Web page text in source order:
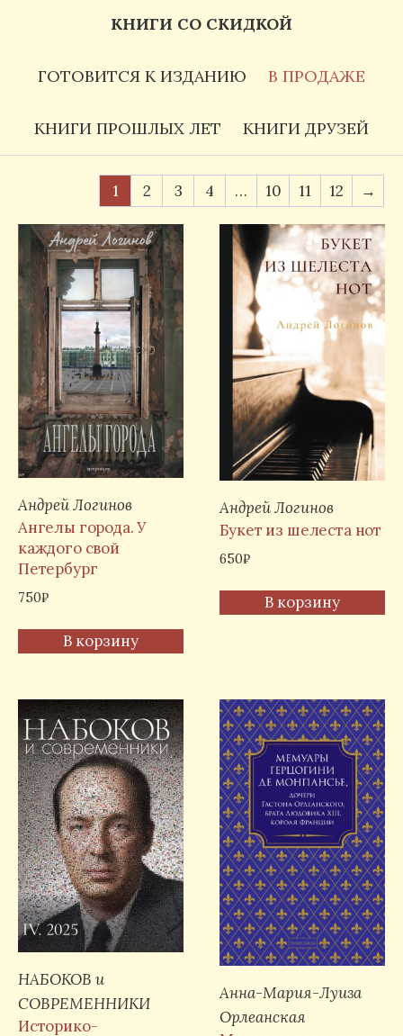
КНИГИ СО СКИДКОЙ
ГОТОВИТСЯ К ИЗДАНИЮ В ПРОДАЖЕ
КНИГИ ПРОШЛЫХ ЛЕТ КНИГИ ДРУЗЕЙ
1 2 3 4 … 10 11 12 →
Андрей Логинов
Ангелы города. У
каждого свой
Петербург
750₽
В корзину
Андрей Логинов
Букет из шелеста нот
650₽
В корзину
НАБОКОВ и
СОВРЕМЕННИКИ
Историко-
Анна-Мария-Луиза
Орлеанская